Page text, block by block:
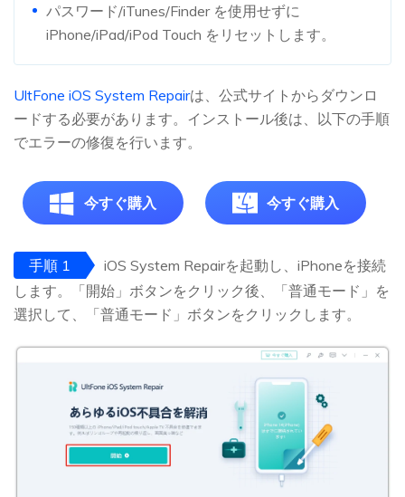
パスワード/iTunes/Finder を使用せずに
iPhone/iPad/iPod Touch をリセットします。
UltFone iOS System Repairは、公式サイトからダウンロ
ードする必要があります。インストール後は、以下の手順
でエラーの修復を行います。
今すぐ購入 今すぐ購入
手順 1
iOS System Repairを起動し、iPhoneを接続
します。「開始」ボタンをクリック後、「普通モード」を
選択して、「普通モード」ボタンをクリックします。